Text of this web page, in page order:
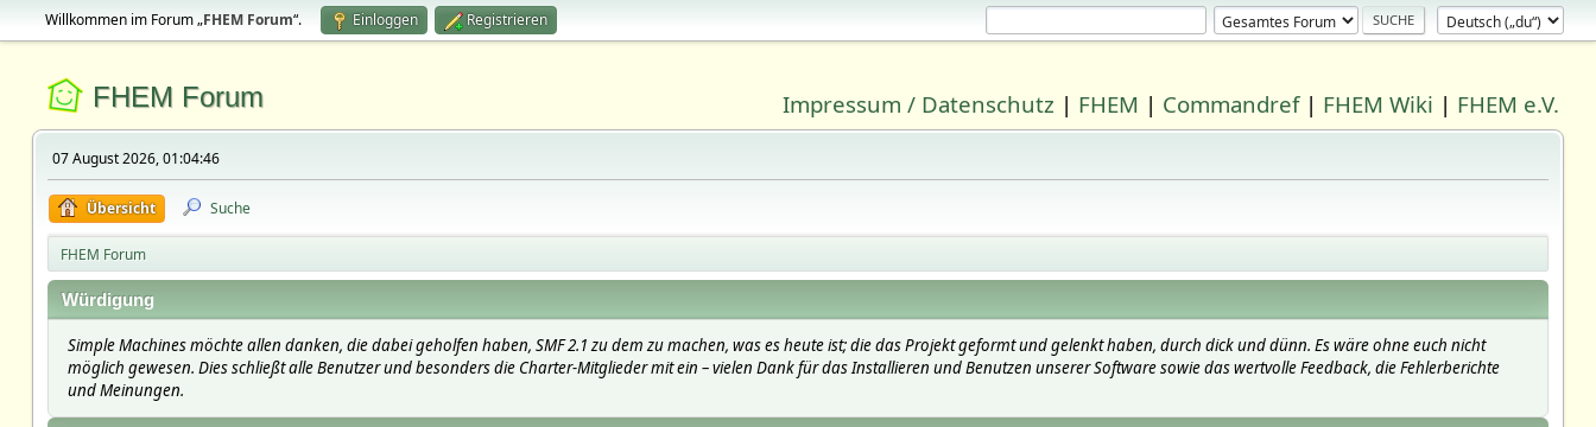
Willkommen im Forum „FHEM Forum“. Einloggen Registrieren
FHEM Forum Impressum / Datenschutz | FHEM | Commandref| FHEM Wiki | FHEM e.V.
07 August 2026, 01:04:46
Übersicht Suche
FHEM Forum
Würdigung
Simple Machines möchte allen danken, die dabei geholfen haben, SMF 2.1 zu dem zu machen, was es heute ist; die das Projekt geformt und gelenkt haben, durch dick und dünn. Es wäre ohne euch nicht
möglich gewesen. Dies schließt alle Benutzer und besonders die Charter-Mitglieder mit ein – vielen Dank für das Installieren und Benutzen unserer Software sowie das wertvolle Feedback, die Fehlerberichte
und Meinungen.